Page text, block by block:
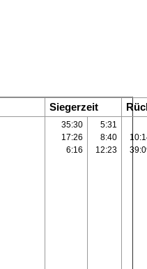
Siegerzeit
35:30
17:26
6:16
5:31
8:40
12:23